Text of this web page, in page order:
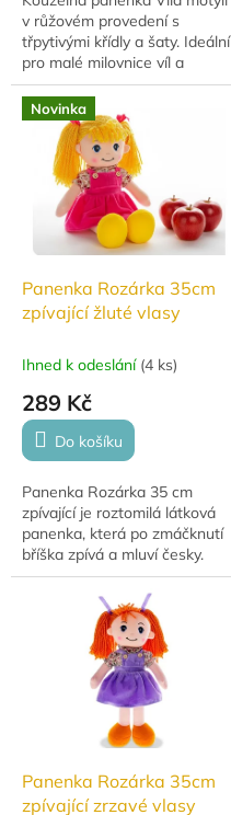
v růžovém provedení s
třpytivými křídly a šaty. Ideální
pro malé milovnice víl a
pohádkového světa.
Novinka
Panenka Rozárka 35cm
zpívající žluté vlasy
Ihned k odeslání (4 ks)
289 Kč
Do košíku
Panenka Rozárka 35 cm
zpívající je roztomilá látková
panenka, která po zmáčknutí
bříška zpívá a mluví česky.
Panenka Rozárka 35cm
zpívající zrzavé vlasy